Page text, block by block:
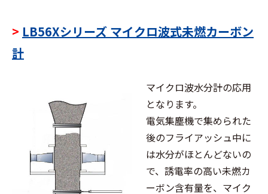
> LB56Xシリーズ マイクロ波式未燃カーボン
計
マイクロ波水分計の応用
となります。
電気集塵機で集められた
後のフライアッシュ中に
は水分がほとんどないの
で、誘電率の高い未燃カ
ーボン含有量を、マイク